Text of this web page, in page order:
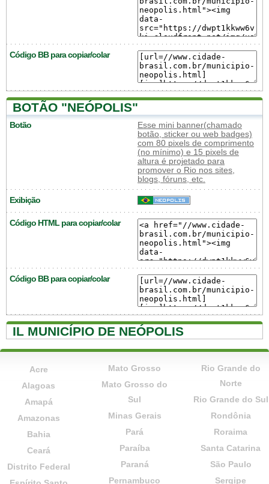
Código BB para copiar/colar
BOTÃO "NEÓPOLIS"
Botão
Esse mini banner(chamado
botão, sticker ou web badges)
com 80 pixels de comprimento
(no mínimo) e 15 pixels de
altura é projetado para
promover o Rio nos sites,
blogs, fóruns, etc.
Exibição
Código HTML para copiar/colar
Código BB para copiar/colar
IL MUNICÍPIO DE NEÓPOLIS
Acre
Alagoas
Amapá
Amazonas
Bahia
Ceará
Distrito Federal
Mato Grosso
Mato Grosso do
Sul
Minas Gerais
Pará
Paraíba
Paraná
Pernambuco
Rio Grande do
Norte
Rio Grande do Sul
Rondônia
Roraima
Santa Catarina
São Paulo
Sergipe